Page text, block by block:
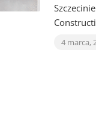
4 marca,